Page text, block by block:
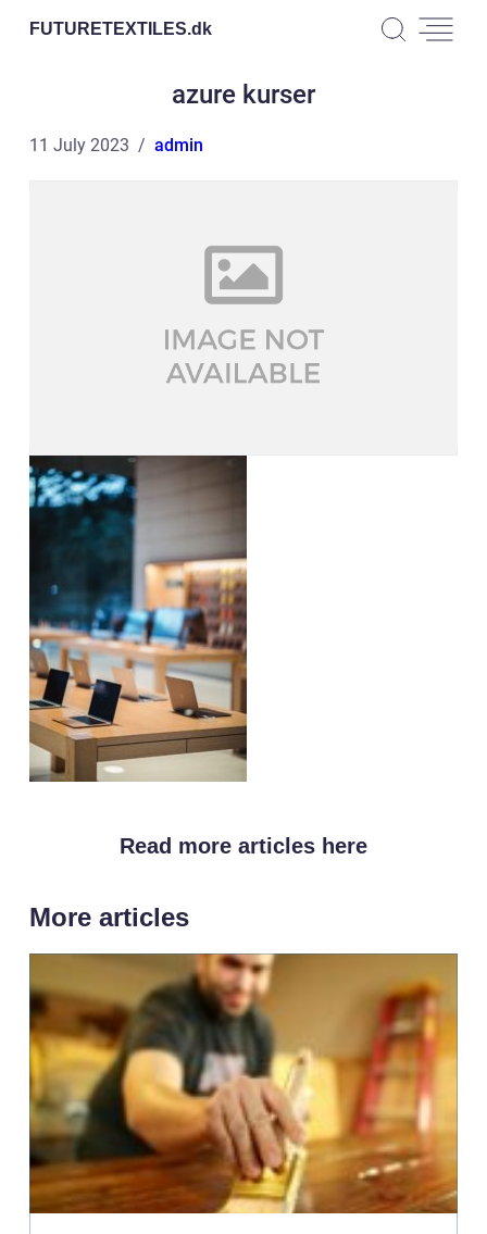
FUTURETEXTILES.dk
azure kurser
11 July 2023 admin
Read more articles here
More articles